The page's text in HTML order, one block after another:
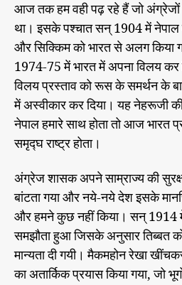
आज तक हम वही पढ़ रहे हैं जो अंग्रेजों
था। इसके पश्चात सन् 1904 में
और सिक्किम को भारत से अलग किया
1974-75 में भारत में अपना विलय
विलय प्रस्ताव को रूस के समर्थन के
में अस्वीकार कर दिया। यह नेहरूजी
नेपाल हमारे साथ होता तो आज भारत
समृद्घ राष्ट्र होता।
अंग्रेज शासक अपने साम्राज्य की
बांटता गया और नये-नये देश इसके
और हमने कुछ नहीं किया। सन् 1914
समझौता हुआ जिसके अनुसार तिब्बत
मान्यता दी गयी। मैकमहोन रेखा
का अतार्किक प्रयास किया गया, जो